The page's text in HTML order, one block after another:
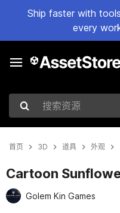
Ship faster with
every
搜索资源
首页 3D 道具 外观
Cartoon
Golem Kin Games